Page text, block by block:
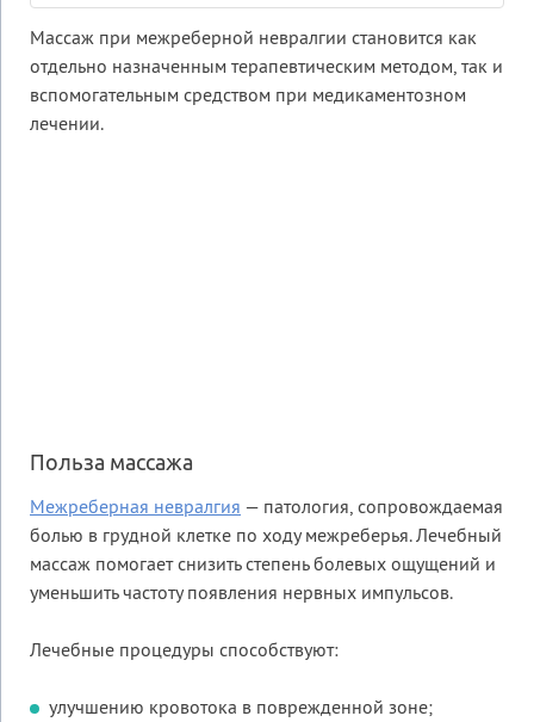
Массаж при межреберной невралгии становится как
отдельно назначенным терапевтическим методом, так и
вспомогательным средством при медикаментозном
лечении.
Польза массажа
Межреберная невралгия — патология, сопровождаемая
болью в грудной клетке по ходу межреберья. Лечебный
массаж помогает снизить степень болевых ощущений и
уменьшить частоту появления нервных импульсов.
Лечебные процедуры способствуют:
улучшению кровотока в поврежденной зоне;